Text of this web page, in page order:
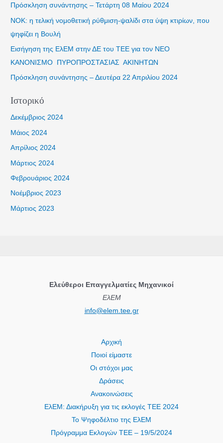
τ
η
σ
η
γ
:
Πρόσκληση συνάντησης – Τετάρτη 08 Μαίου 2024
ΝΟΚ: η τελική νομοθετική ρύθμιση-ψαλίδι στα ύψη κτιρίων, που
ψηφίζει η Βουλή
Εισήγηση της ΕλΕΜ στην ΔΕ του ΤΕΕ για τον NΕΟ
ΚΑΝΟΝΙΣΜΟ ΠΥΡΟΠΡΟΣΤΑΣΙΑΣ ΑΚΙΝΗΤΩΝ
Πρόσκληση συνάντησης – Δευτέρα 22 Απριλίου 2024
Ιστορικό
Δεκέμβριος 2024
Μάιος 2024
Απρίλιος 2024
Μάρτιος 2024
Φεβρουάριος 2024
Νοέμβριος 2023
Μάρτιος 2023
Ελεύθεροι Επαγγελματίες Μηχανικοί
ΕλΕΜ
info@elem.tee.gr
Αρχική
Ποιοί είμαστε
Οι στόχοι μας
Δράσεις
Ανακοινώσεις
ΕλΕΜ: Διακήρυξη για τις εκλογές ΤΕΕ 2024
Το Ψηφοδέλτιο της ΕλΕΜ
Πρόγραμμα Εκλογών ΤΕΕ – 19/5/2024